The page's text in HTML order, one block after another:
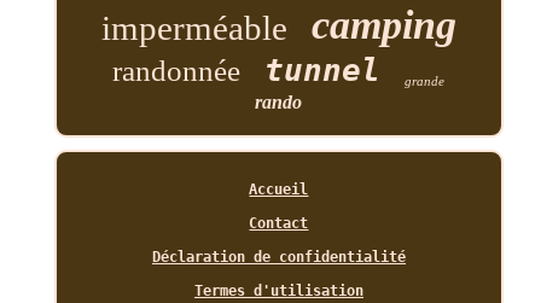
imperméable camping
randonnée tunnel grande
rando
Accueil
Contact
Déclaration de confidentialité
Termes d'utilisation